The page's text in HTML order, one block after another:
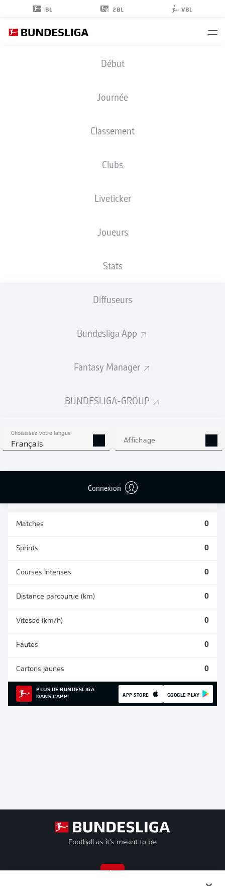
BL 2BL VBL
Début
Journée
Classement
Clubs
Liveticker
Joueurs
Stats
Diffuseurs
Bundesliga App
Fantasy Manager
BUNDESLIGA-GROUP
Choisissez votre langue
Français Affichage
Connexion
STATS DE LA SAISON
2022/2023
TIRS ARRÊTÉS
0
Matches 0
Sprints 0
Courses intenses 0
Distance parcourue (km) 0
Vitesse (km/h) 0
Fautes 0
Cartons jaunes 0
PLUS DE BUNDESLIGA
DANS L'APP!
APP STORE GOOGLE PLAY
Football as it's meant to be